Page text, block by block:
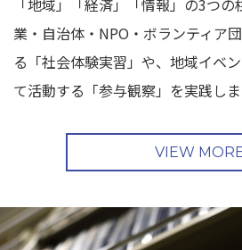
業・自治体・NPO・ボランティア
る「社会体験実習」や、地域イベ
て活動する「参与観察」を実践しま
VIEW